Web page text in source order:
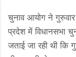
चुनाव आयोग ने
प्रदेश में विधानसभा
जताई जा रही थी कि